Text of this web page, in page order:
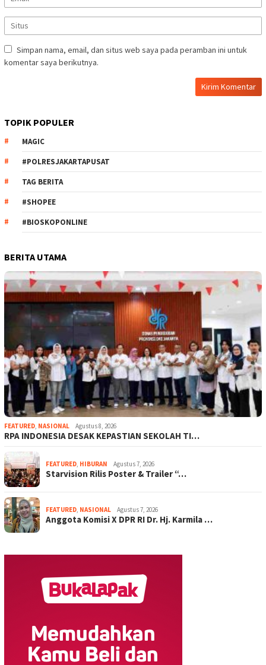
Simpan nama, email, dan situs web saya pada peramban ini untuk
komentar saya berikutnya.
TOPIK POPULER
MAGIC
#POLRESJAKARTAPUSAT
TAG BERITA
#SHOPEE
#BIOSKOPONLINE
BERITA UTAMA
FEATURED NASIONAL Agustus 8, 2026
RPA INDONESIA DESAK KEPASTIAN SEKOLAH TI…
FEATURED HIBURAN Agustus 7, 2026
Starvision Rilis Poster & Trailer “…
FEATURED NASIONAL Agustus 7, 2026
Anggota Komisi X DPR RI Dr. Hj. Karmila …